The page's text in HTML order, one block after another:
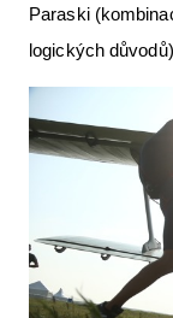
Paraski
logických